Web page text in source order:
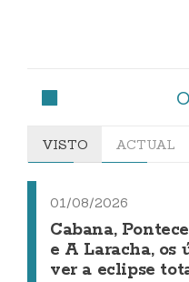
VISTO ACTUAL
01/08/2026
Cabana,
e A Laracha, os
ver a eclipse